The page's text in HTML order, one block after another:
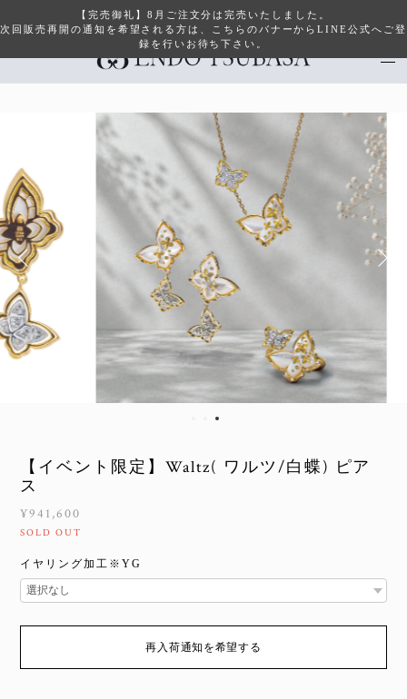
【完売御礼】8月ご注文分は完売いたしました。
次回販売再開の通知を希望される方は、こちらのバナーからLINE公式へご登
録を行いお待ち下さい。
【イベント限定】Waltz( ワルツ/白蝶) ピア
ス
¥941,600
SOLD OUT
イヤリング加工※YG
再入荷通知を希望する